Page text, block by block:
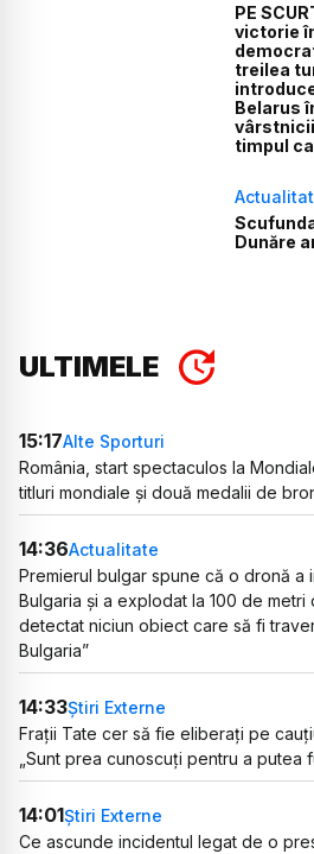
PE
victorie
treilea
Belarus
timpul
Dunăre
ULTIMELE
15:17Alte Sporturi
România, start spectaculos la
titluri mondiale și două medalii de
14:36Actualitate
Premierul bulgar spune că o dronă a
Bulgaria și a explodat la 100 de metri
detectat niciun obiect care să fi
Bulgaria”
14:33Știri Externe
Frații Tate cer să fie eliberați pe
„Sunt prea cunoscuți pentru a putea
14:01Știri Externe
Ce ascunde incidentul legat de o